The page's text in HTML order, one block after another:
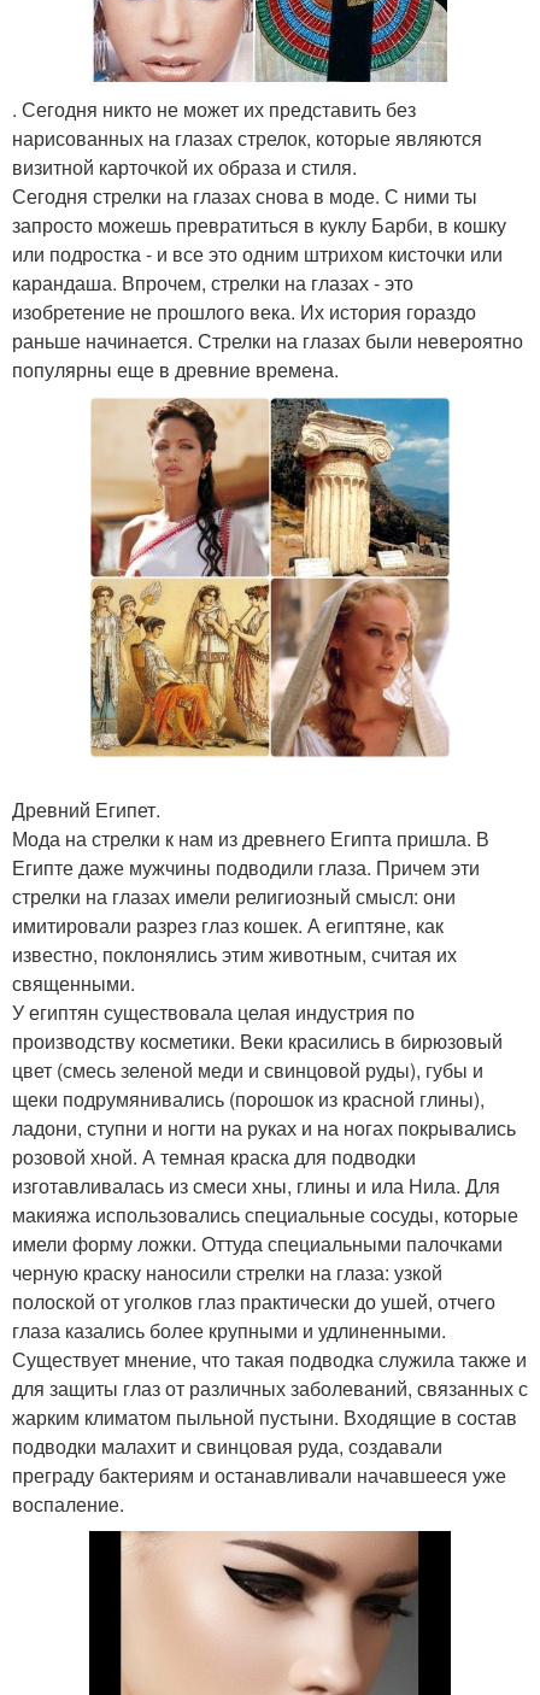
. Сегодня никто не может их представить без
нарисованных на глазах стрелок, которые являются
визитной карточкой их образа и стиля.
Сегодня стрелки на глазах снова в моде. С ними ты
запросто можешь превратиться в куклу Барби, в кошку
или подростка - и все это одним штрихом кисточки или
карандаша. Впрочем, стрелки на глазах - это
изобретение не прошлого века. Их история гораздо
раньше начинается. Стрелки на глазах были невероятно
популярны еще в древние времена.
Древний Египет.
Мода на стрелки к нам из древнего Египта пришла. В
Египте даже мужчины подводили глаза. Причем эти
стрелки на глазах имели религиозный смысл: они
имитировали разрез глаз кошек. А египтяне, как
известно, поклонялись этим животным, считая их
священными.
У египтян существовала целая индустрия по
производству косметики. Веки красились в бирюзовый
цвет (смесь зеленой меди и свинцовой руды), губы и
щеки подрумянивались (порошок из красной глины),
ладони, ступни и ногти на руках и на ногах покрывались
розовой хной. А темная краска для подводки
изготавливалась из смеси хны, глины и ила Нила. Для
макияжа использовались специальные сосуды, которые
имели форму ложки. Оттуда специальными палочками
черную краску наносили стрелки на глаза: узкой
полоской от уголков глаз практически до ушей, отчего
глаза казались более крупными и удлиненными.
Существует мнение, что такая подводка служила также и
для защиты глаз от различных заболеваний, связанных с
жарким климатом пыльной пустыни. Входящие в состав
подводки малахит и свинцовая руда, создавали
преграду бактериям и останавливали начавшееся уже
воспаление.